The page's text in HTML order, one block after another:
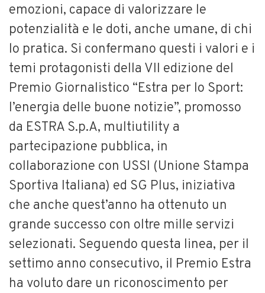
emozioni, capace di valorizzare le
potenzialità e le doti, anche umane, di chi
lo pratica. Si confermano questi i valori e i
temi protagonisti della VII edizione del
Premio Giornalistico “Estra per lo Sport:
l’energia delle buone notizie”, promosso
da ESTRA S.p.A, multiutility a
partecipazione pubblica, in
collaborazione con USSI (Unione Stampa
Sportiva Italiana) ed SG Plus, iniziativa
che anche quest’anno ha ottenuto un
grande successo con oltre mille servizi
selezionati. Seguendo questa linea, per il
settimo anno consecutivo, il Premio Estra
ha voluto dare un riconoscimento per